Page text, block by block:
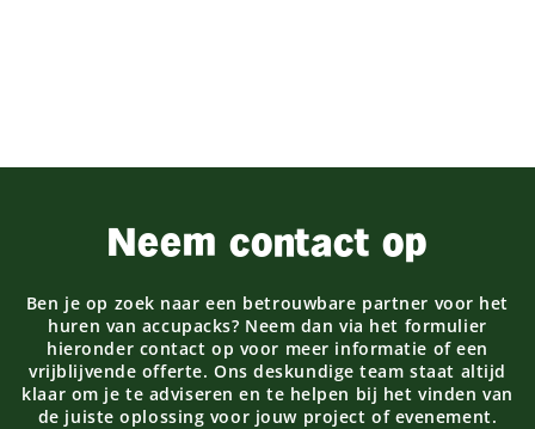
Neem contact op
Ben je op zoek naar een betrouwbare partner voor het
huren van accupacks? Neem dan via het formulier
hieronder contact op voor meer informatie of een
vrijblijvende offerte. Ons deskundige team staat altijd
klaar om je te adviseren en te helpen bij het vinden van
de juiste oplossing voor jouw project of evenement.